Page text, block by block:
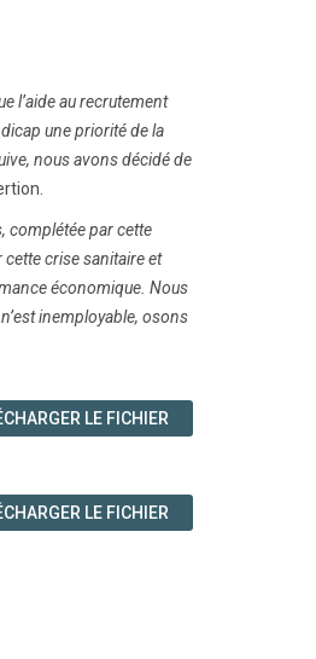
l’aide au recrutement
une priorité de la
nous avons décidé de
complétée par cette
crise sanitaire et
économique. Nous
inemployable, osons
LE FICHIER
LE FICHIER